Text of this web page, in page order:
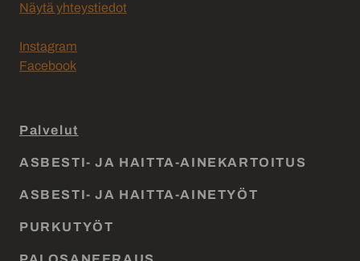
Näytä yhteystiedot
Instagram
Facebook
Palvelut
ASBESTI- JA HAITTA-AINEKARTOITUS
ASBESTI- JA HAITTA-AINETYÖT
PURKUTYÖT